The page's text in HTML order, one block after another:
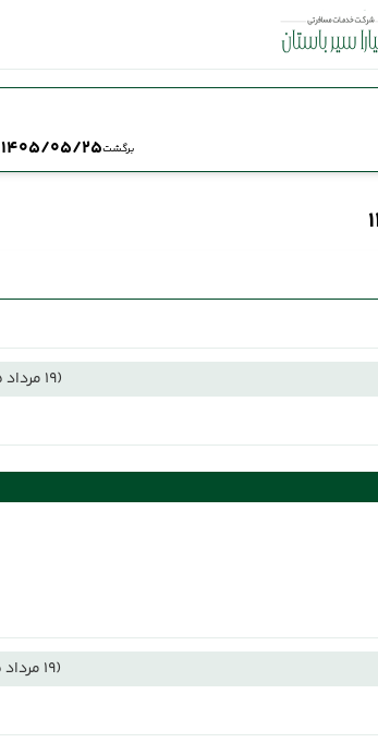
برگشت1405/05/25
(19 مرداد 1405 ساعت : 00:00)
(19 مرداد 1405 ساعت : 06:00)